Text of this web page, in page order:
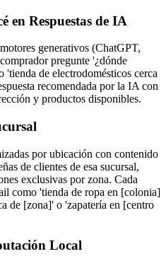
en Respuestas de IA
generativos (ChatGPT,
pregunte '¿dónde
de electrodomésticos cerca
recomendada por la IA con
y productos disponibles.
por ubicación con contenido
de clientes de esa sucursal,
exclusivas por zona. Cada
como 'tienda de ropa en [colonia]
de [zona]' o 'zapatería en [centro
Local